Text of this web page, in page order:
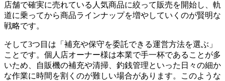
店舗で確実に売れている人気商品に絞って販売を開始し、軌
道に乗ってから商品ラインナップを増やしていくのが賢明な
戦略です。
そして3つ目は「補充や保守を委託できる運営方法を選ぶ」
ことです。個人店オーナー様は本業で手一杯であることが多
いため、自販機の補充や清掃、釣銭管理といった日々の細か
な作業に時間を割くのが難しい場合があります。このような